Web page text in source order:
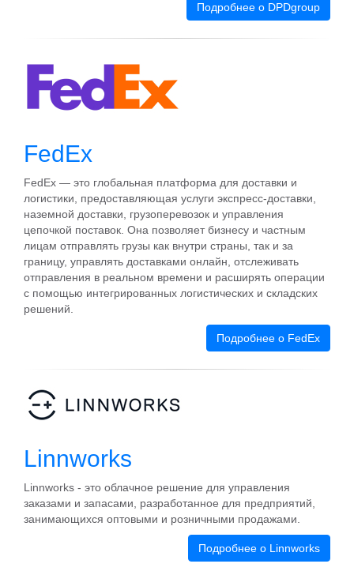
Подробнее о DPDgroup
FedEx
FedEx — это глобальная платформа для доставки и
логистики, предоставляющая услуги экспресс-доставки,
наземной доставки, грузоперевозок и управления
цепочкой поставок. Она позволяет бизнесу и частным
лицам отправлять грузы как внутри страны, так и за
границу, управлять доставками онлайн, отслеживать
отправления в реальном времени и расширять операции
с помощью интегрированных логистических и складских
решений.
Подробнее о FedEx
Linnworks
Linnworks - это облачное решение для управления
заказами и запасами, разработанное для предприятий,
занимающихся оптовыми и розничными продажами.
Подробнее о Linnworks